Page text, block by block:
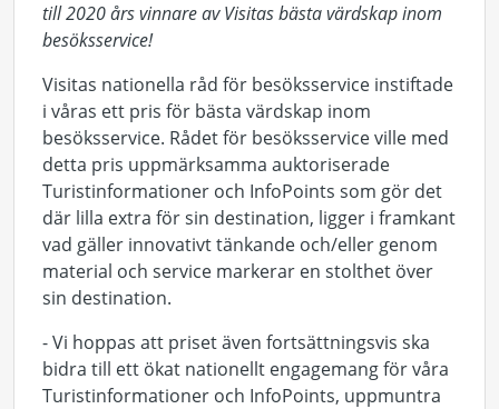
till 2020 års vinnare av Visitas bästa värdskap inom
besöksservice!
Visitas nationella råd för besöksservice instiftade
i våras ett pris för bästa värdskap inom
besöksservice. Rådet för besöksservice ville med
detta pris uppmärksamma auktoriserade
Turistinformationer och InfoPoints som gör det
där lilla extra för sin destination, ligger i framkant
vad gäller innovativt tänkande och/eller genom
material och service markerar en stolthet över
sin destination.
- Vi hoppas att priset även fortsättningsvis ska
bidra till ett ökat nationellt engagemang för våra
Turistinformationer och InfoPoints, uppmuntra